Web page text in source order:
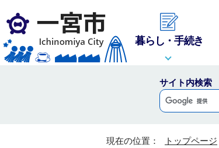
暮らし・手続き
サイト内検索
現在の位置： トップページ